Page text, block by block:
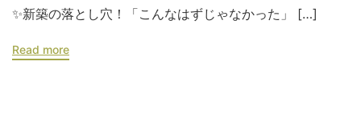
✨新築の落とし穴！「こんなはずじゃなかった」 […]
Read more